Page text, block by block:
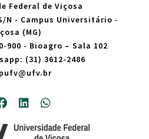
Federal de Viçosa
N - Campus Universitário -
(MG)
900 - Bioagro – Sala 102
(31) 3612-2486